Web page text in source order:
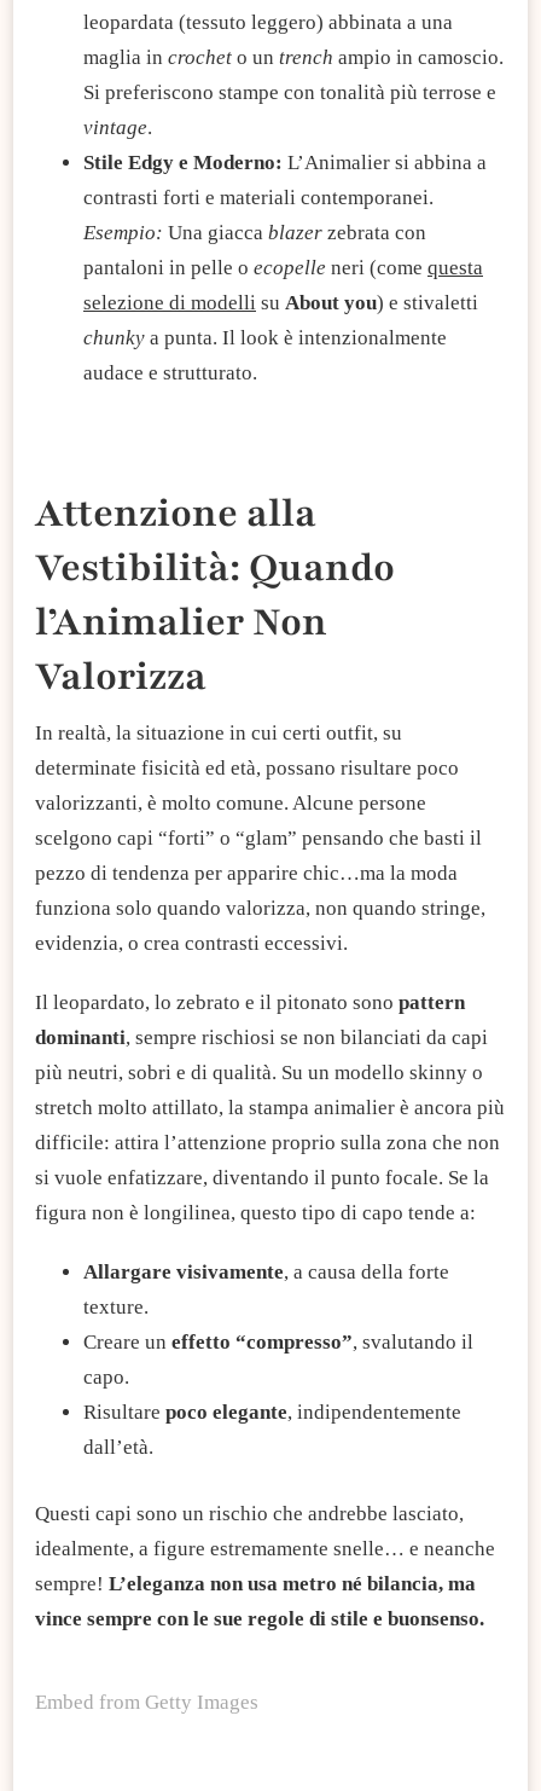
leopardata (tessuto leggero) abbinata a una
maglia in crochet o un trench ampio in camoscio.
Si preferiscono stampe con tonalità più terrose e
vintage.
Stile Edgy e Moderno: L’Animalier si abbina a
contrasti forti e materiali contemporanei.
Esempio: Una giacca blazer zebrata con
pantaloni in pelle o ecopelle neri (come questa
selezione di modelli su About you) e stivaletti
chunky a punta. Il look è intenzionalmente
audace e strutturato.
Attenzione alla
Vestibilità: Quando
l’Animalier Non
Valorizza
In realtà, la situazione in cui certi outfit, su
determinate fisicità ed età, possano risultare poco
valorizzanti, è molto comune. Alcune persone
scelgono capi “forti” o “glam” pensando che basti il
pezzo di tendenza per apparire chic…ma la moda
funziona solo quando valorizza, non quando stringe,
evidenzia, o crea contrasti eccessivi.
Il leopardato, lo zebrato e il pitonato sono pattern
dominanti, sempre rischiosi se non bilanciati da capi
più neutri, sobri e di qualità. Su un modello skinny o
stretch molto attillato, la stampa animalier è ancora più
difficile: attira l’attenzione proprio sulla zona che non
si vuole enfatizzare, diventando il punto focale. Se la
figura non è longilinea, questo tipo di capo tende a:
Allargare visivamente, a causa della forte
texture.
Creare un effetto “compresso”, svalutando il
capo.
Risultare poco elegante, indipendentemente
dall’età.
Questi capi sono un rischio che andrebbe lasciato,
idealmente, a figure estremamente snelle… e neanche
sempre! L’eleganza non usa metro né bilancia, ma
vince sempre con le sue regole di stile e buonsenso.
Embed from Getty Images